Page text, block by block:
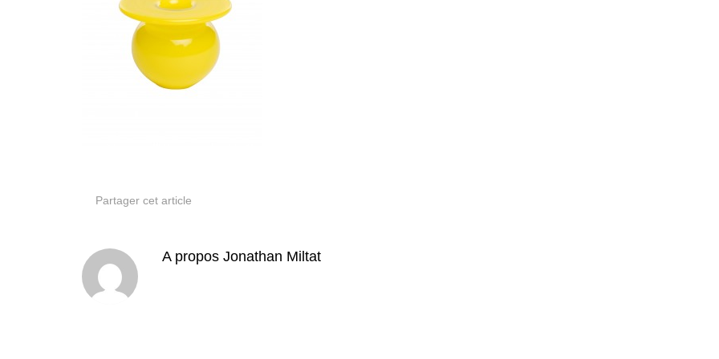
Partager cet article
A propos Jonathan Miltat